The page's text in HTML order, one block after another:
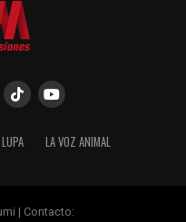
LA VOZ ANIMAL
| Contacto: